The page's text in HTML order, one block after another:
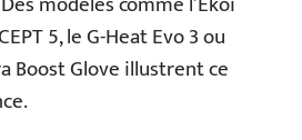
5, le G-Heat Evo 3 ou
Boost Glove illustrent ce